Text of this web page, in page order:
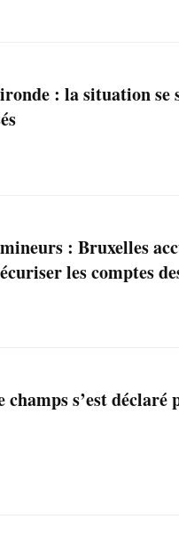
: la situation se
: Bruxelles
les comptes
champs s’est